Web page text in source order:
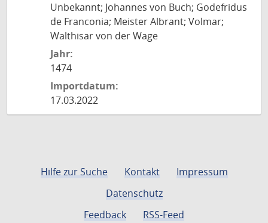
Unbekannt; Johannes von Buch; Godefridus
de Franconia; Meister Albrant; Volmar;
Walthisar von der Wage
Jahr:
1474
Importdatum:
17.03.2022
Hilfe zur Suche Kontakt
Impressum
Datenschutz
Feedback
RSS-Feed